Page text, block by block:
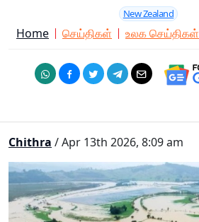
New Zealand
Home செய்திகள் உலக செய்திகள்
Chithra / Apr 13th 2026, 8:09 am